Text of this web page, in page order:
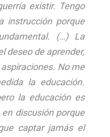
existir. Tengo
instrucción porque
(…) La
deseo de aprender,
No me
la educación.
la educación es
discusión porque
captar jamás el